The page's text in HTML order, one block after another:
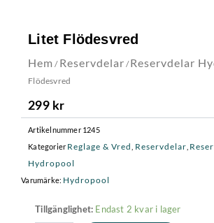
Litet Flödesvred
Hem / Reservdelar /Reservdelar
Flödesvred
299 kr
Artikelnummer 1245
Kategorier Reglage & Vred Reservdelar
Hydropool
Varumärke: Hydropool
Tillgänglighet: Endast 2 kvar i lager
Litet